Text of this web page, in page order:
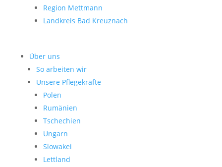
Region Mettmann
Landkreis Bad Kreuznach
Über uns
So arbeiten wir
Unsere Pflegekräfte
Polen
Rumänien
Tschechien
Ungarn
Slowakei
Lettland